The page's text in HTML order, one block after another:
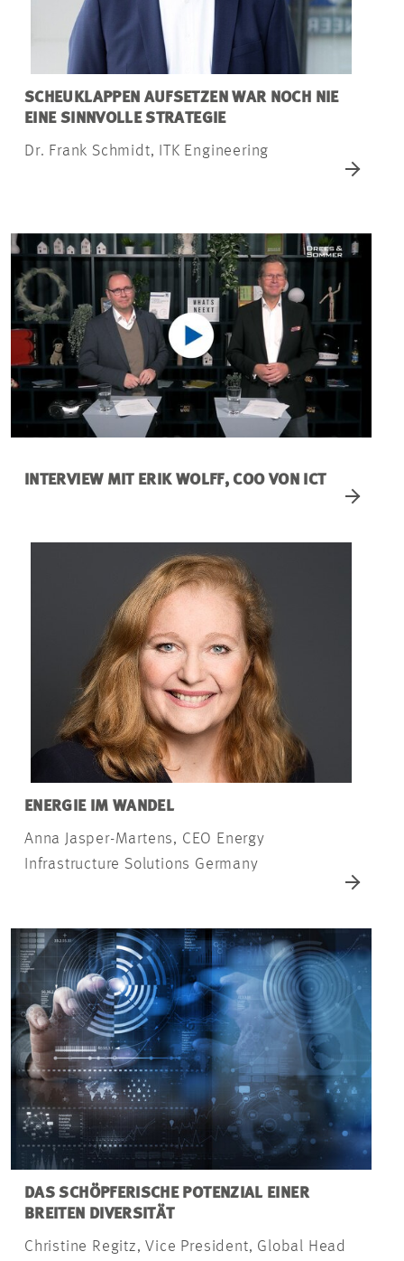
SCHEUKLAPPEN AUFSETZEN WAR NOCH NIE
EINE SINNVOLLE STRATEGIE
Dr. Frank Schmidt, ITK Engineering
INTERVIEW MIT ERIK WOLFF, COO VON ICT
ENERGIE IM WANDEL
Anna Jasper-Martens, CEO Energy
Infrastructure Solutions Germany
DAS SCHÖPFERISCHE POTENZIAL EINER
BREITEN DIVERSITÄT
Christine Regitz, Vice President, Global Head